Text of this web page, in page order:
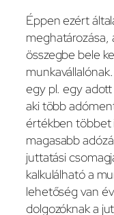
Éppen ezért
összegbe bele
egy pl. egy
aki több
értékben többet
magasabb
juttatási
kalkulálható a
lehetőség van
dolgozóknak a